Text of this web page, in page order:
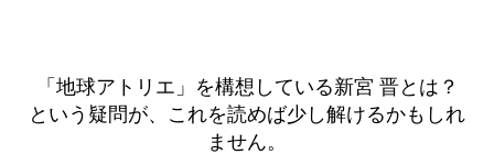
「地球アトリエ」を構想している新宮 晋とは？
という疑問が、これを読めば少し解けるかもしれ
ません。